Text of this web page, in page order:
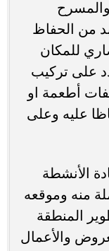
من الحفاظ
للمكان
على تركيب
أطعمة او
عليه وعلى
الأنشطة
منه وموقعه
المنطقة
والأعمال